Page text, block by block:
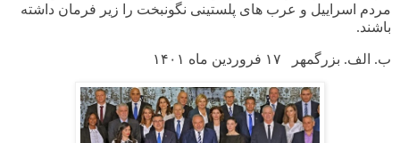
مردم اسراییل و عرب های پلستینی نگونبخت را زیر فرمان داشته
باشند.
ب. الف. بزرگمهر ۱۷ فروردین ماه ۱۴۰۱